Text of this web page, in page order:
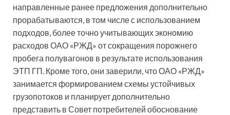
направленные ранее предложения дополнительно
прорабатываются, в том числе с использованием
подходов, более точно учитывающих экономию
расходов ОАО «РЖД» от сокращения порожнего
пробега полувагонов в результате использования
ЭТП ГП. Кроме того, они заверили, что ОАО «РЖД»
занимается формированием схемы устойчивых
грузопотоков и планирует дополнительно
представить в Совет потребителей обоснование